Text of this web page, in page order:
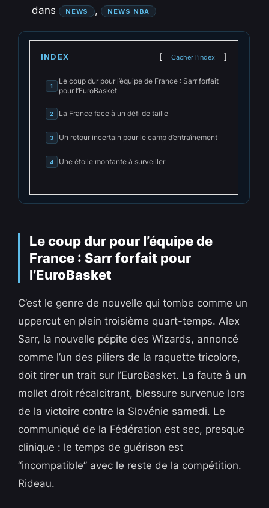
dans NEWS , NEWS NBA
INDEX Cacher l'index
1
Le coup dur pour l’équipe de France : Sarr forfait
pour l’EuroBasket
2 La France face à un défi de taille
3 Un retour incertain pour le camp d’entraînement
4 Une étoile montante à surveiller
Le coup dur pour l’équipe de
France : Sarr forfait pour
l’EuroBasket
C’est le genre de nouvelle qui tombe comme un
uppercut en plein troisième quart-temps. Alex
Sarr, la nouvelle pépite des Wizards, annoncé
comme l’un des piliers de la raquette tricolore,
doit tirer un trait sur l’EuroBasket. La faute à un
mollet droit récalcitrant, blessure survenue lors
de la victoire contre la Slovénie samedi. Le
communiqué de la Fédération est sec, presque
clinique : le temps de guérison est
“incompatible” avec le reste de la compétition.
Rideau.